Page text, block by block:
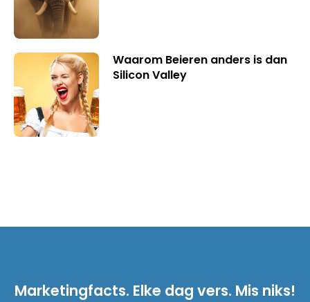
Waarom Beieren anders is dan
Silicon Valley
Marketingfacts. Elke dag vers. Mis niks!